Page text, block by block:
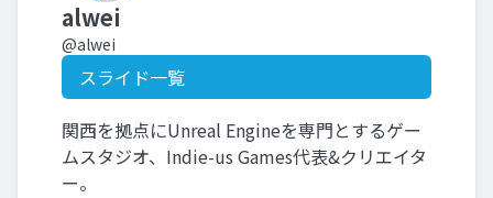
alwei
@alwei
スライド一覧
関西を拠点にUnreal Engineを専門とするゲー
ムスタジオ、Indie-us Games代表&クリエイタ
ー。